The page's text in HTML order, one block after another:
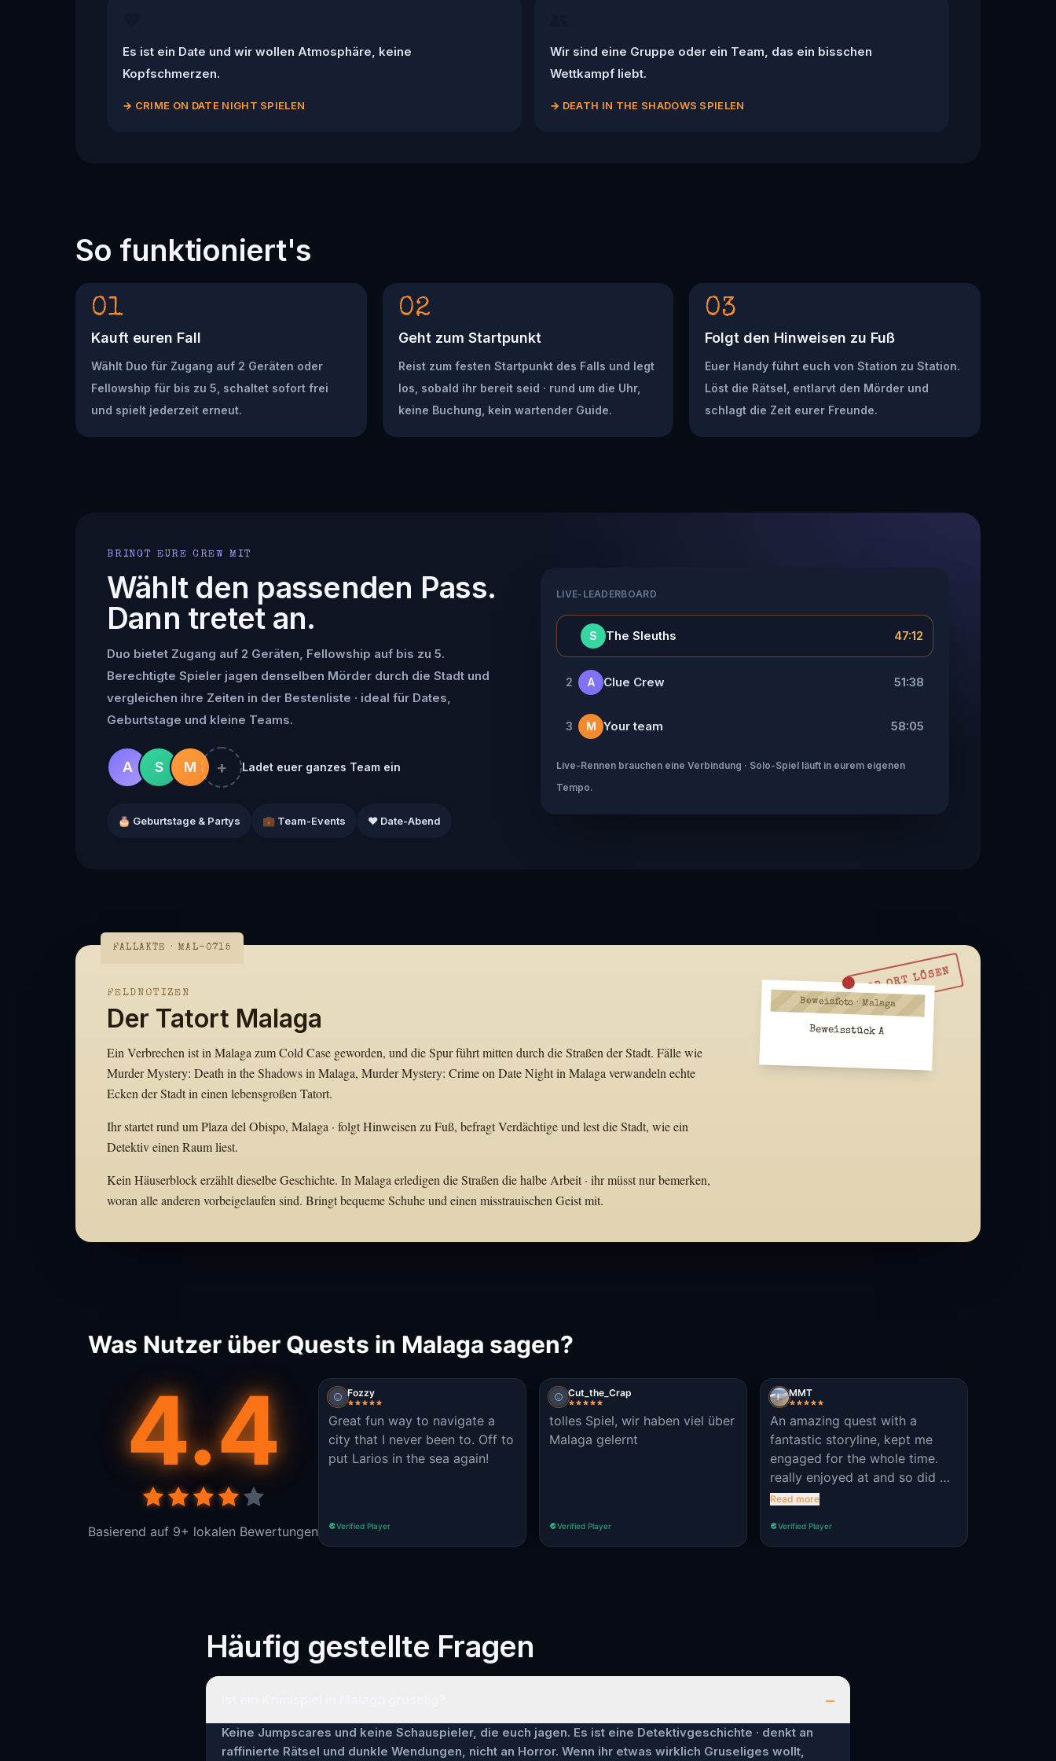
Es ist ein Date und wir wollen Atmosphäre, keine
Kopfschmerzen.
→ CRIME ON DATE NIGHT SPIELEN
Wir sind eine Gruppe oder ein Team, das ein bisschen
Wettkampf liebt.
→ DEATH IN THE SHADOWS SPIELEN
So funktioniert's
01
Kauft euren Fall
Wählt Duo für Zugang auf 2 Geräten oder
Fellowship für bis zu 5, schaltet sofort frei
und spielt jederzeit erneut.
02
Geht zum Startpunkt
Reist zum festen Startpunkt des Falls und legt
los, sobald ihr bereit seid · rund um die Uhr,
keine Buchung, kein wartender Guide.
03
Folgt den Hinweisen zu Fuß
Euer Handy führt euch von Station zu Station.
Löst die Rätsel, entlarvt den Mörder und
schlagt die Zeit eurer Freunde.
BRINGT EURE CREW MIT
Wählt den passenden Pass.
Dann tretet an.
Duo bietet Zugang auf 2 Geräten, Fellowship auf bis zu 5.
Berechtigte Spieler jagen denselben Mörder durch die Stadt und
vergleichen ihre Zeiten in der Bestenliste · ideal für Dates,
Geburtstage und kleine Teams.
A S M + Ladet euer ganzes Team ein
🎂 Geburtstage & Partys 💼 Team-Events ❤️ Date-Abend
LIVE-LEADERBOARD
S The Sleuths 47:12
2 A Clue Crew 51:38
3 M Your team 58:05
Live-Rennen brauchen eine Verbindung · Solo-Spiel läuft in eurem eigenen
Tempo.
FALLAKTE · MAL-0715
VOR ORT LÖSEN
FELDNOTIZEN
Der Tatort Malaga
Ein Verbrechen ist in Malaga zum Cold Case geworden, und die Spur führt mitten durch die Straßen der Stadt. Fälle wie
Murder Mystery: Death in the Shadows in Malaga, Murder Mystery: Crime on Date Night in Malaga verwandeln echte
Ecken der Stadt in einen lebensgroßen Tatort.
Ihr startet rund um Plaza del Obispo, Malaga · folgt Hinweisen zu Fuß, befragt Verdächtige und lest die Stadt, wie ein
Detektiv einen Raum liest.
Kein Häuserblock erzählt dieselbe Geschichte. In Malaga erledigen die Straßen die halbe Arbeit · ihr müsst nur bemerken,
woran alle anderen vorbeigelaufen sind. Bringt bequeme Schuhe und einen misstrauischen Geist mit.
Beweisfoto · Malaga
Beweisstück A
Was Nutzer über Quests in Malaga sagen?
4.4
Basierend auf 9+ lokalen Bewertungen
Fozzy
Great fun way to navigate a
city that I never been to. Off to
put Larios in the sea again!
Verified Player
Cut_the_Crap
tolles Spiel, wir haben viel über
Malaga gelernt
Verified Player
MMT
An amazing quest with a
fantastic storyline, kept me
engaged for the whole time.
really enjoyed at and so did my
6 year old. We have learnt so
Málaga.
Read more
Verified Player
Häufig gestellte Fragen
–
Keine Jumpscares und keine Schauspieler, die euch jagen. Es ist eine Detektivgeschichte · denkt an
raffinierte Rätsel und dunkle Wendungen, nicht an Horror. Wenn ihr etwas wirklich Gruseliges wollt,